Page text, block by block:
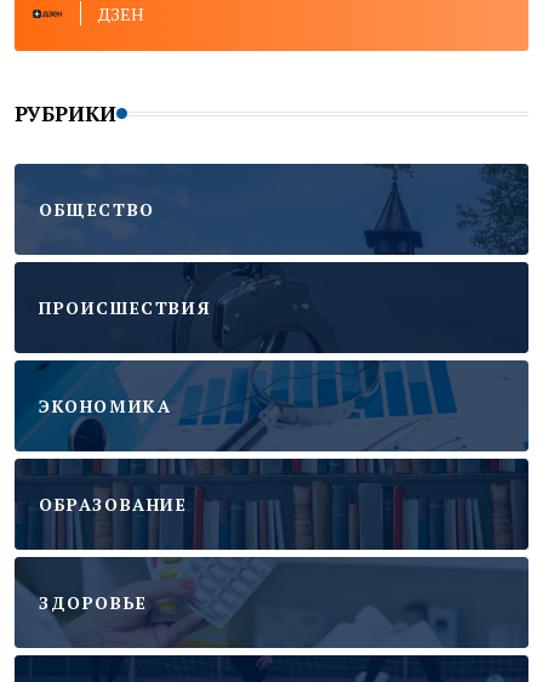
ДЗЕН
РУБРИКИ
ОБЩЕСТВО
ПРОИСШЕСТВИЯ
ЭКОНОМИКА
ОБРАЗОВАНИЕ
ЗДОРОВЬЕ